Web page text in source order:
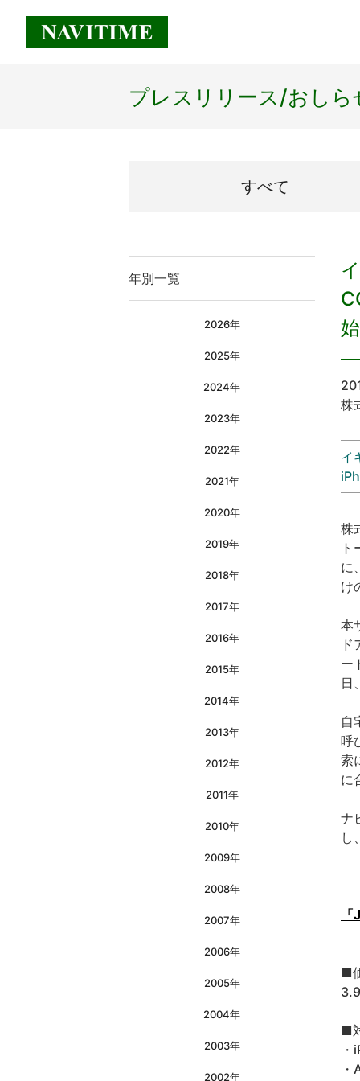
プレスリリース/おしら
すべて
年別一覧
2026年
2025年
2024年
2023年
2022年
2021年
2020年
2019年
2018年
2017年
2016年
2015年
2014年
2013年
2012年
2011年
2010年
2009年
2008年
2007年
2006年
2005年
2004年
2003年
2002年
始
株
イ
株
に
け
本
ー
日
自
呼
索
に
ナ
し
■
■